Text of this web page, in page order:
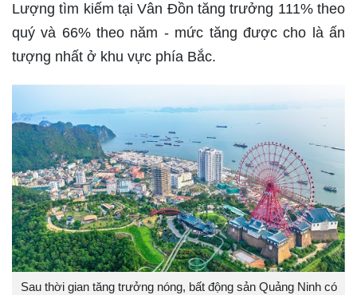
Lượng tìm kiếm tại Vân Đồn tăng trưởng 111% theo
quý và 66% theo năm - mức tăng được cho là ấn
tượng nhất ở khu vực phía Bắc.
Sau thời gian tăng trưởng nóng, bất động sản Quảng Ninh có